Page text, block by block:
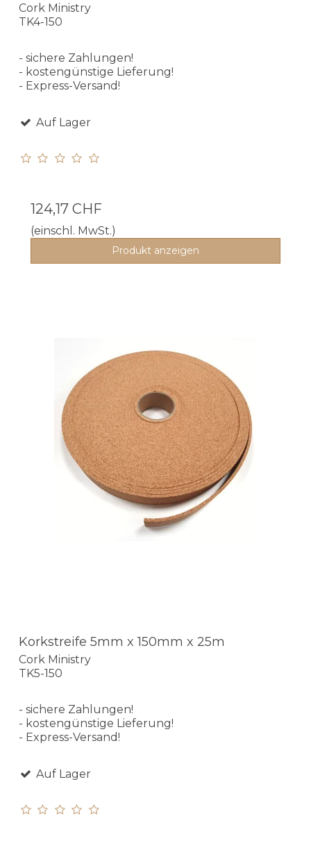
Cork Ministry
TK4-150
- sichere Zahlungen!
- kostengünstige Lieferung!
- Express-Versand!
Auf Lager
124,17 CHF
(einschl. MwSt.)
Produkt anzeigen
Korkstreife 5mm x 150mm x 25m
Cork Ministry
TK5-150
- sichere Zahlungen!
- kostengünstige Lieferung!
- Express-Versand!
Auf Lager